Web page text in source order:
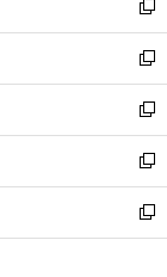
く
で
開
く
い
ウ
ィ
ン
ド
ウ
で
開
く
新
し
い
ウ
ィ
ン
ド
ウ
で
開
新
し
い
ウ
ィ
ン
ド
ウ
新
し
い
ウ
ィ
ン
新
し
い
ウ
新
し